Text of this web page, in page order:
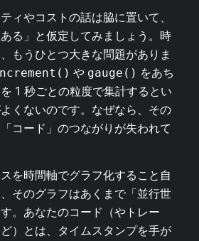
ィやコストの話は脇に置いて、
ある」と仮定してみましょう。時
もうひとつ大きな問題がありま
や gauge() をあち
1 秒ごとの粒度で集計するとい
くないのです。なぜなら、その
コード」のつながりが失われて
を時間軸でグラフ化すること自
そのグラフはあくまで「並行世
。あなたのコード（やトレー
）とは、タイムスタンプを手が